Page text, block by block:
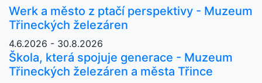
Werk a město z ptačí perspektivy - Muzeum
Třineckých železáren
4.6.2026 - 30.8.2026
Škola, která spojuje generace - Muzeum
Třineckých železáren a města Třince